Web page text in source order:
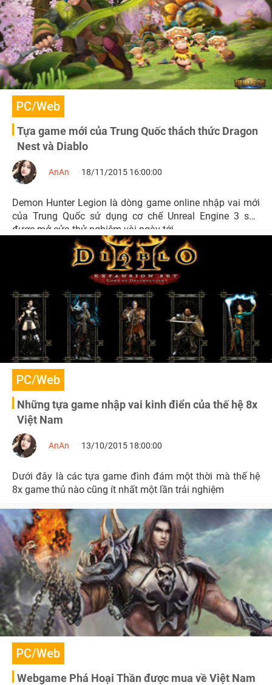
PC/Web
Tựa game mới của Trung Quốc thách thức Dragon
Nest và Diablo
AnAn 18/11/2015 16:00:00
Demon Hunter Legion là dòng game online nhập vai mới
của Trung Quốc sử dụng cơ chế Unreal Engine 3 sắp
được mở cửa thử nghiệm vài ngày tới
PC/Web
Những tựa game nhập vai kinh điển của thế hệ 8x
Việt Nam
AnAn 13/10/2015 18:00:00
Dưới đây là các tựa game đình đám một thời mà thế hệ
8x game thủ nào cũng ít nhất một lần trải nghiệm
PC/Web
Webgame Phá Hoại Thần được mua về Việt Nam